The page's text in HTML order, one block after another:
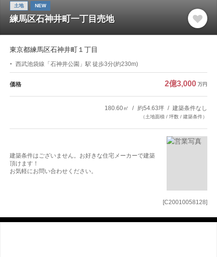
[C20010058128]
土地 NEW
練馬区石神井町一丁目売地
東京都練馬区石神井町１丁目
西武池袋線「石神井公園」駅 徒歩3分(約230m)
価格 2億3,000 万円
180.60㎡ 約54.63坪 建築条件なし
（土地面積 / 坪数 / 建築条件）
建築条件はございません。お好きな住宅メーカーで建築
頂けます！
お気軽にお問い合わせください。